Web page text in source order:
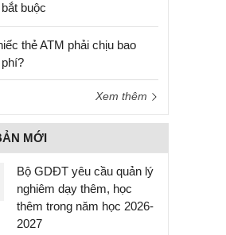
buộc
thẻ ATM phải chịu bao
Xem thêm
MỚI
Bộ GDĐT yêu cầu quản lý
nghiêm dạy thêm, học
thêm trong năm học 2026-
2027